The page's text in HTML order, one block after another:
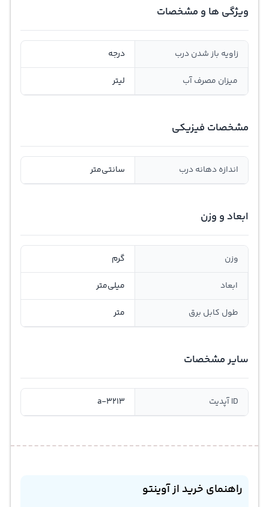
ویژگی ها و مشخصات
زاویه باز شدن درب درجه
میزان مصرف آب لیتر
مشخصات فیزیکی
اندازه دهانه درب سانتی‌متر
ابعاد و وزن
وزن گرم
ابعاد میلی‌متر
طول کابل برق متر
سایر مشخصات
ID آپدیت a-3213
راهنمای خرید از آوینتو